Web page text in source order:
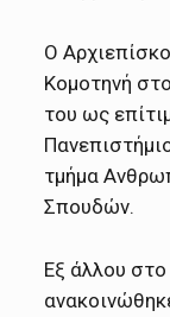
Ο
Κομοτηνή
του ως
τμήμα
Σπουδών.
Εξ άλλου